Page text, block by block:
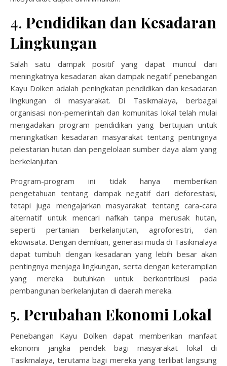
4. Pendidikan dan Kesadaran
Lingkungan
Salah satu dampak positif yang dapat muncul dari
meningkatnya kesadaran akan dampak negatif penebangan
Kayu Dolken adalah peningkatan pendidikan dan kesadaran
lingkungan di masyarakat. Di Tasikmalaya, berbagai
organisasi non-pemerintah dan komunitas lokal telah mulai
mengadakan program pendidikan yang bertujuan untuk
meningkatkan kesadaran masyarakat tentang pentingnya
pelestarian hutan dan pengelolaan sumber daya alam yang
berkelanjutan.
Program-program ini tidak hanya memberikan
pengetahuan tentang dampak negatif dari deforestasi,
tetapi juga mengajarkan masyarakat tentang cara-cara
alternatif untuk mencari nafkah tanpa merusak hutan,
seperti pertanian berkelanjutan, agroforestri, dan
ekowisata. Dengan demikian, generasi muda di Tasikmalaya
dapat tumbuh dengan kesadaran yang lebih besar akan
pentingnya menjaga lingkungan, serta dengan keterampilan
yang mereka butuhkan untuk berkontribusi pada
pembangunan berkelanjutan di daerah mereka.
5. Perubahan Ekonomi Lokal
Penebangan Kayu Dolken dapat memberikan manfaat
ekonomi jangka pendek bagi masyarakat lokal di
Tasikmalaya, terutama bagi mereka yang terlibat langsung